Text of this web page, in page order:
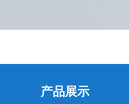
产品展示